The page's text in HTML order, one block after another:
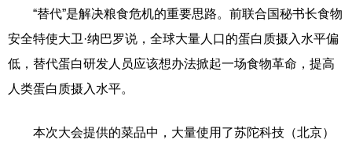
“替代”是解决粮食危机的重要思路。前联合国秘书长食物
安全特使大卫·纳巴罗说，全球大量人口的蛋白质摄入水平偏
低，替代蛋白研发人员应该想办法掀起一场食物革命，提高
人类蛋白质摄入水平。
本次大会提供的菜品中，大量使用了苏陀科技（北京）